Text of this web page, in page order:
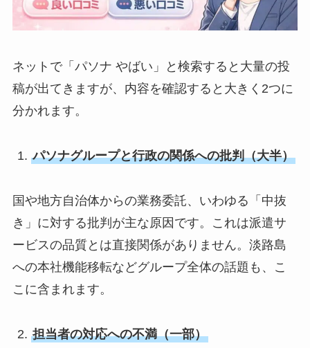
ネットで「パソナ やばい」と検索すると大量の投
稿が出てきますが、内容を確認すると大きく2つに
分かれます。
パソナグループと行政の関係への批判（大半）
国や地方自治体からの業務委託、いわゆる「中抜
き」に対する批判が主な原因です。これは派遣サ
ービスの品質とは直接関係がありません。淡路島
への本社機能移転などグループ全体の話題も、こ
こに含まれます。
担当者の対応への不満（一部）